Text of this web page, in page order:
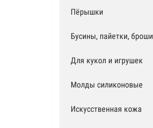
Пёрышки
Бусины, пайетки, броши
Для кукол и игрушек
Молды силиконовые
Искусственная кожа